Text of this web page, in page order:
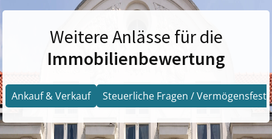
Weitere Anlässe für die
Immobilienbewertung
Ankauf & Verkauf Steuerliche Fragen /